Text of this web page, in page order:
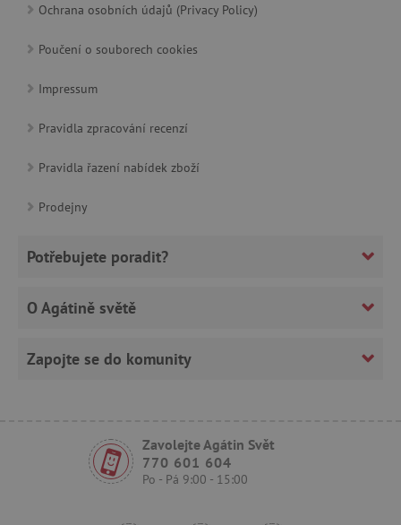
Ochrana osobních údajů (Privacy Policy)
Poučení o souborech cookies
Impressum
Pravidla zpracování recenzí
Pravidla řazení nabídek zboží
Prodejny
Potřebujete poradit?
O Agátině světě
Zapojte se do komunity
Zavolejte Agátin Svět
770 601 604
Po - Pá 9:00 - 15:00